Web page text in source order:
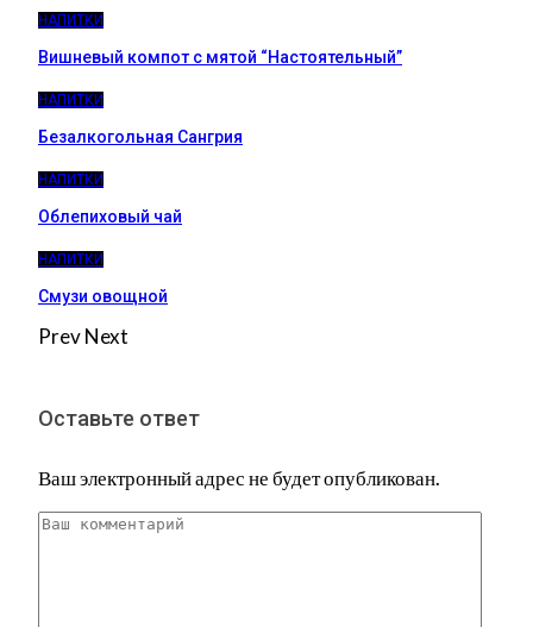
НАПИТКИ
Вишневый компот с мятой “Настоятельный”
НАПИТКИ
Безалкогольная Сангрия
НАПИТКИ
Облепиховый чай
НАПИТКИ
Смузи овощной
PrevNext
Оставьте ответ
Ваш электронный адрес не будет опубликован.